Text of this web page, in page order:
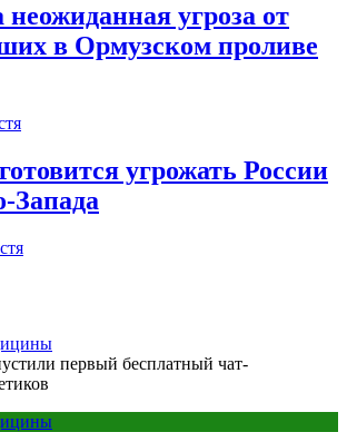
неожиданная угроза от
в Ормузском проливе
угрожать России
Запада
первый бесплатный чат-